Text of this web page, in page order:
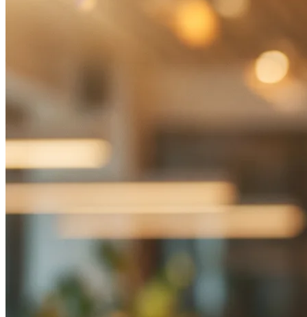
automatisation IA
Mosaïk : Communication corporate et
Quel est le budget minimum pour
Comment vérifier la fiabilité d’une agence
digitale au Maroc ?
internationale : que choisir pour le marché
marocain ?
Combien de temps dure un contrat avec
une agence digitale au Maroc ?